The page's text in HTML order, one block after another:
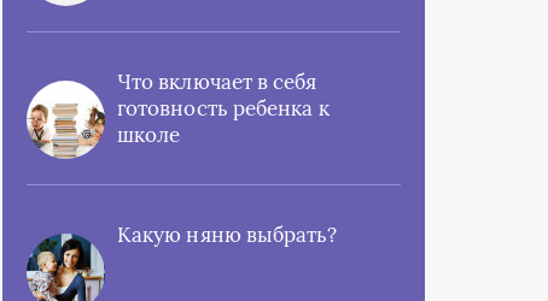
Что включает в себя
готовность ребенка к
школе
Какую няню выбрать?